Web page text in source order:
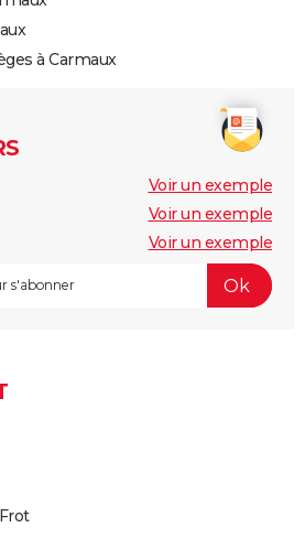
à Carmaux
Voir un exemple
Voir un exemple
Voir un exemple